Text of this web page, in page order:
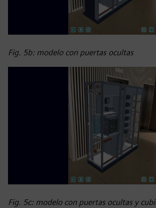
Fig. 5b: modelo con puertas ocultas
Fig. 5c: modelo con puertas ocultas y